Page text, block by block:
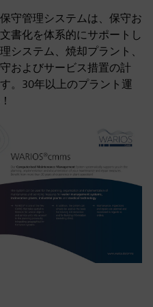
守管理システムは、保守お
書化を体系的にサポートし
システム、焼却プラント、
およびサービス措置の計
。30年以上のプラント運